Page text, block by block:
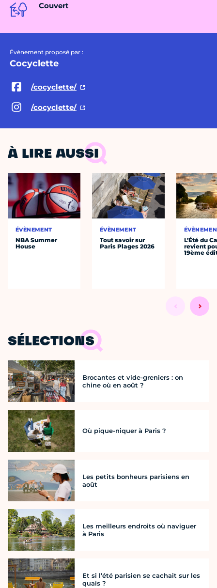
Couvert
Évènement proposé par :
Cocyclette
/cocyclette/
/cocyclette/
À LIRE AUSSI
ÉVÈNEMENT
NBA Summer
House
ÉVÈNEMENT
Tout savoir sur
Paris Plages 2026
L’Été du
revient
19ème
SÉLECTIONS
Brocantes et vide-greniers : on
chine où en août ?
Où pique-niquer à Paris ?
Les petits bonheurs parisiens en
août
Les meilleurs endroits où naviguer
à Paris
Et si l’été parisien se cachait sur les
quais ?